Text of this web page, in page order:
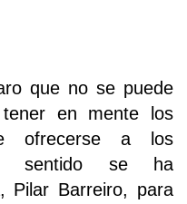
que no se puede
en mente los
ofrecerse a los
sentido se ha
Pilar Barreiro, para